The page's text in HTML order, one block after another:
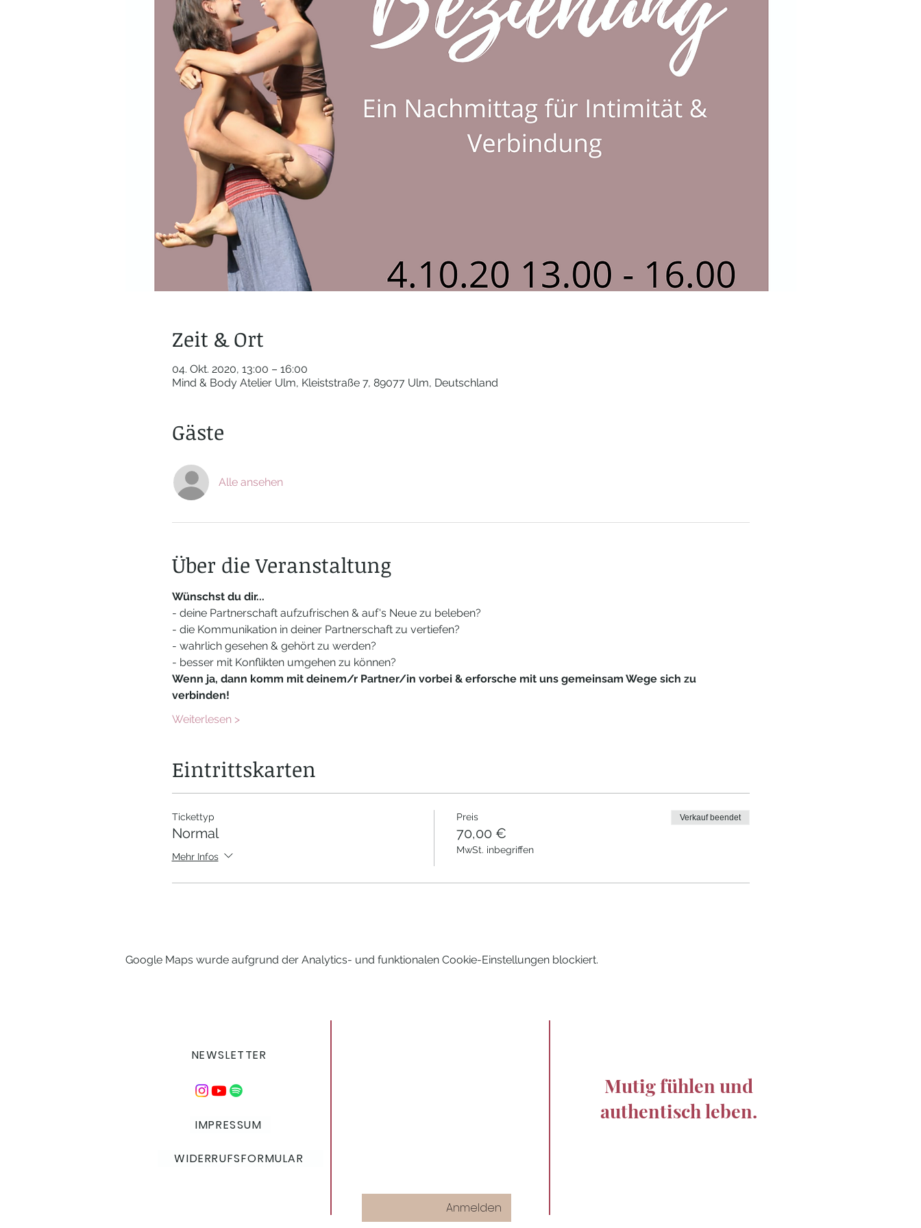
Zeit & Ort
04. Okt. 2020, 13:00 – 16:00
Mind & Body Atelier Ulm, Kleiststraße 7, 89077 Ulm, Deutschland
Gäste
Alle ansehen
Über die Veranstaltung
Wünschst du dir...
- deine Partnerschaft aufzufrischen & auf's Neue zu beleben?
- die Kommunikation in deiner Partnerschaft zu vertiefen?
- wahrlich gesehen & gehört zu werden?
- besser mit Konflikten umgehen zu können?
Wenn ja, dann komm mit deinem/r Partner/in vorbei & erforsche mit uns gemeinsam Wege sich zu
verbinden!
Weiterlesen >
Eintrittskarten
Tickettyp
Normal
Mehr Infos
Preis
70,00 €
MwSt. inbegriffen
Verkauf beendet
Google Maps wurde aufgrund der Analytics- und funktionalen Cookie-Einstellungen blockiert.
NEWSLETTER
IMPRESSUM
Mutig fühlen und
authentisch leben.
WIDERRUFSFORMULAR
Anmelden